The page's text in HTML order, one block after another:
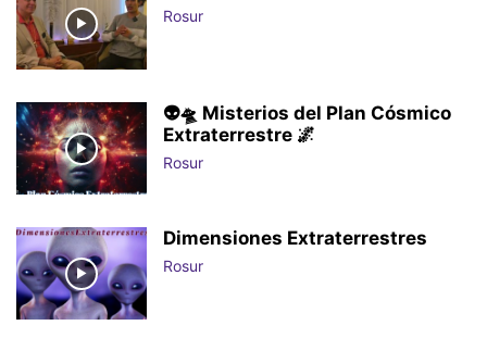
Rosur
👽🛸 Misterios del Plan Cósmico
Extraterrestre 🌌
Rosur
Dimensiones Extraterrestres
Rosur